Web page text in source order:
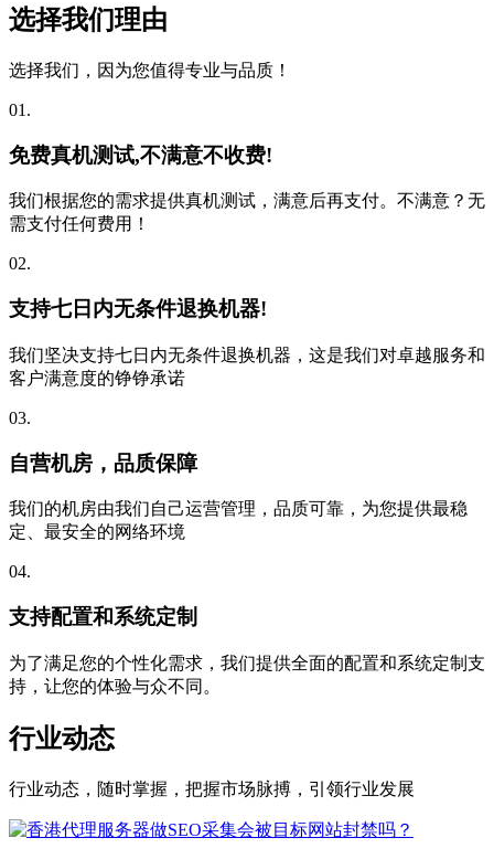
选择我们理由
选择我们，因为您值得专业与品质！
01.
免费真机测试,不满意不收费!
我们根据您的需求提供真机测试，满意后再支付。不满意？无
需支付任何费用！
02.
支持七日内无条件退换机器!
我们坚决支持七日内无条件退换机器，这是我们对卓越服务和
客户满意度的铮铮承诺
03.
自营机房，品质保障
我们的机房由我们自己运营管理，品质可靠，为您提供最稳
定、最安全的网络环境
04.
支持配置和系统定制
为了满足您的个性化需求，我们提供全面的配置和系统定制支
持，让您的体验与众不同。
行业动态
行业动态，随时掌握，把握市场脉搏，引领行业发展